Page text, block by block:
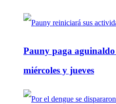
Pauny paga
miércoles y jueves